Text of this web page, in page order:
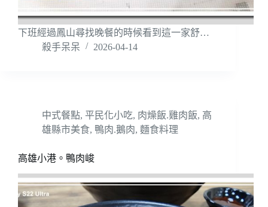
下班經過鳳山尋找晚餐的時候看到這一家舒…
殺手呆呆
2026-04-14
中式餐點, 平民化小吃, 肉燥飯.雞肉飯, 高
雄縣市美食, 鴨肉.鵝肉, 麵食料理
高雄小港。鴨肉峻